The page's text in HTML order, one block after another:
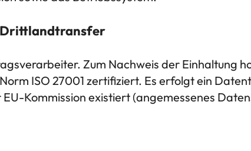
Drittlandtransfer
Zum Nachweis der Einhaltung
ISO 27001 zertifiziert. Es erfolgt ein
Kommission existiert (angemessenes